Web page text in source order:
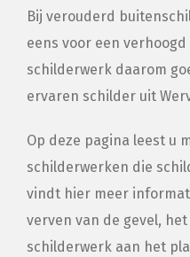
Bij verouderd
eens voor een
schilderwerk daarom
ervaren schilder uit
Op deze pagina leest u
schilderwerken die
vindt hier meer
verven van de gevel,
schilderwerk aan het